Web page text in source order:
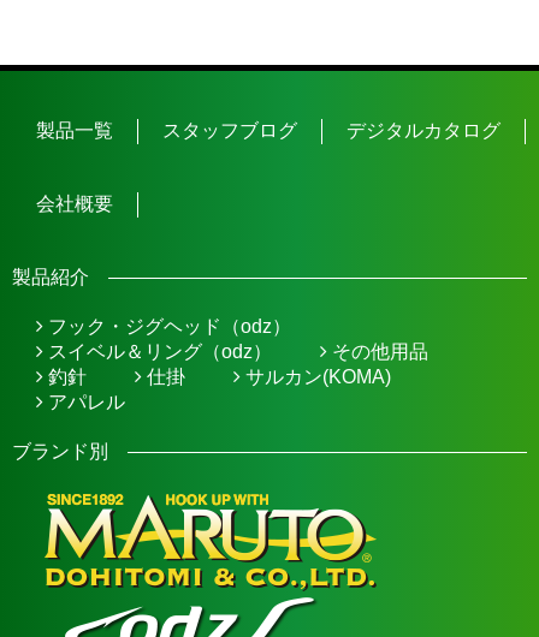
製品一覧 スタッフブログ デジタルカタログ
会社概要
製品紹介
フック・ジグヘッド（odz）
スイベル＆リング（odz）
その他用品
釣針
仕掛
サルカン(KOMA)
アパレル
ブランド別